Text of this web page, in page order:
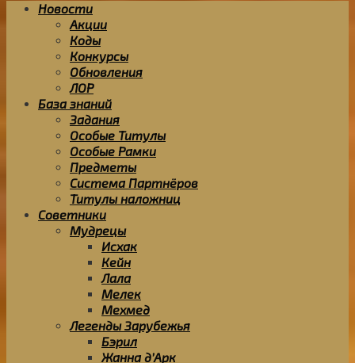
Новости
Акции
Коды
Конкурсы
Обновления
ЛОР
База знаний
Задания
Особые Титулы
Особые Рамки
Предметы
Система Партнёров
Титулы наложниц
Советники
Мудрецы
Исхак
Кейн
Лала
Мелек
Мехмед
Легенды Зарубежья
Бэрил
Жанна д’Арк